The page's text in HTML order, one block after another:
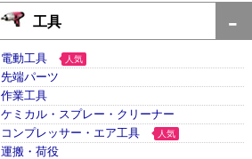
工具
電動工具 人気
先端パーツ
作業工具
ケミカル・スプレー・クリーナー
コンプレッサー・エア工具
人気
運搬・荷役